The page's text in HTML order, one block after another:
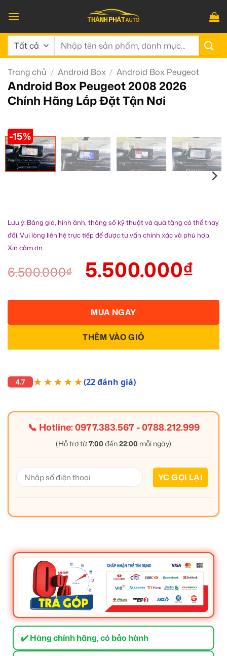
qua
nội
dung
Tìm
Trang chủ / Android Box / Android Box Peugeot
Android Box Peugeot 2008 2026
Chính Hãng Lắp Đặt Tận Nơi
-15%
Lưu ý: Bảng giá, hình ảnh, thông số kỹ thuật và quà tặng có thể thay
đổi. Vui lòng liên hệ trực tiếp để được tư vấn chính xác và phù hợp.
Xin cảm ơn
6.500.000₫ 5.500.000₫
THÊM VÀO GIỎ
MUA NGAY
4.7 ★★★★★(22 đánh giá)
📞 Hotline:0977.383.567-0788.212.999
(Hỗ trợ từ7:00 đến22:00 mỗi ngày)
✔️ Hàng chính hãng, có bảo hành